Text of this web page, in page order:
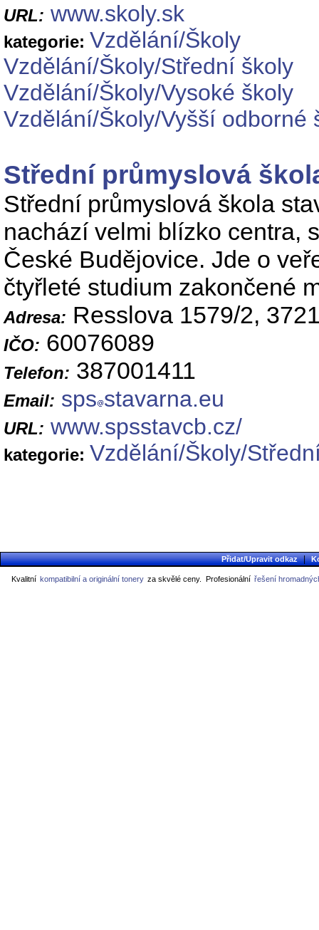
URL: www.skoly.sk
kategorie: Vzdělání/Školy
Vzdělání/Školy/Střední školy
Vzdělání/Školy/Vysoké školy
Vzdělání/Školy/Vyšší odborné
Střední průmyslová
Střední průmyslová škola
nachází velmi blízko centra,
České Budějovice. Jde o
čtyřleté studium zakončené
Adresa: Resslova 1579/2,
IČO: 60076089
Telefon: 387001411
Email: sps stavarna.eu
URL: www.spsstavcb.cz/
kategorie: Vzdělání/Školy/
Přidat/Upravit odkaz |
Kvalitní kompatibilní a originální tonery za skvělé ceny. Profesionální řešení